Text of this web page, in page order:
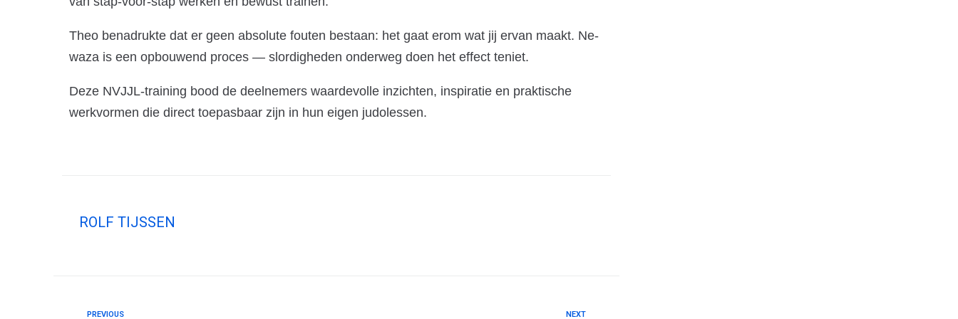
Theo benadrukte dat er geen absolute fouten bestaan: het gaat erom wat jij ervan maakt. Ne-
waza is een opbouwend proces — slordigheden onderweg doen het effect teniet.
Deze NVJJL-training bood de deelnemers waardevolle inzichten, inspiratie en praktische
werkvormen die direct toepasbaar zijn in hun eigen judolessen.
ROLF TIJSSEN
PREVIOUS NEXT